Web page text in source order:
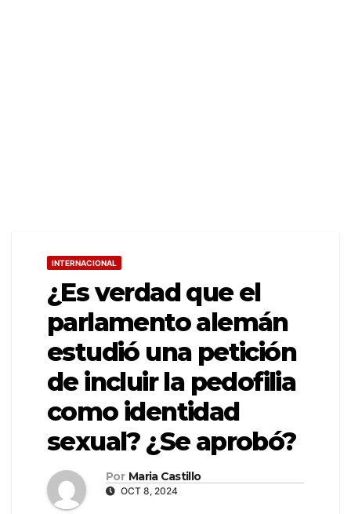
INTERNACIONAL
¿Es verdad que el
parlamento alemán
estudió una petición
de incluir la pedofilia
como identidad
sexual? ¿Se aprobó?
Por Maria Castillo
OCT 8, 2024